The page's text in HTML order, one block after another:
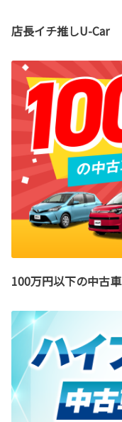
店長イチ推しU-Car
100万円以下の中古車